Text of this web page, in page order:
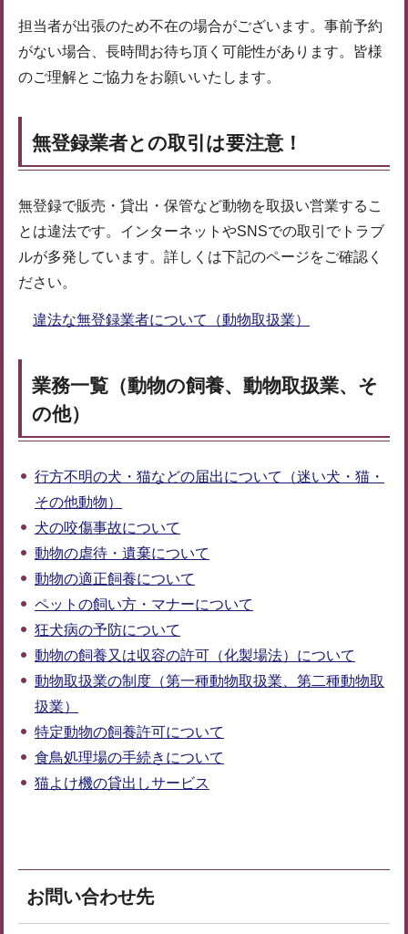
担当者が出張のため不在の場合がございます。事前予約
がない場合、長時間お待ち頂く可能性があります。皆様
のご理解とご協力をお願いいたします。
無登録業者との取引は要注意！
無登録で販売・貸出・保管など動物を取扱い営業するこ
とは違法です。インターネットやSNSでの取引でトラブ
ルが多発しています。詳しくは下記のページをご確認く
ださい。
違法な無登録業者について（動物取扱業）
業務一覧（動物の飼養、動物取扱業、そ
の他）
行方不明の犬・猫などの届出について（迷い犬・猫・
その他動物）
犬の咬傷事故について
動物の虐待・遺棄について
動物の適正飼養について
ペットの飼い方・マナーについて
狂犬病の予防について
動物の飼養又は収容の許可（化製場法）について
動物取扱業の制度（第一種動物取扱業、第二種動物取
扱業）
特定動物の飼養許可について
食鳥処理場の手続きについて
猫よけ機の貸出しサービス
お問い合わせ先